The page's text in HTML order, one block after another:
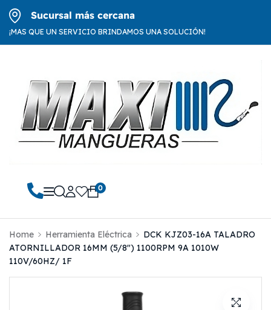
Sucursal más cercana
¡MAS QUE UN SERVICIO BRINDAMOS UNA SOLUCIÓN!
0
Home Herramienta Eléctrica
DCK KJZ03-16A TALADRO
ATORNILLADOR 16MM (5/8″) 1100RPM 9A 1010W
110V/60HZ/ 1F